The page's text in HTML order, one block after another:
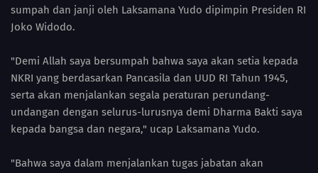
sumpah dan janji oleh Laksamana Yudo dipimpin Presiden RI
Joko Widodo.
"Demi Allah saya bersumpah bahwa saya akan setia kepada
NKRI yang berdasarkan Pancasila dan UUD RI Tahun 1945,
serta akan menjalankan segala peraturan perundang-
undangan dengan selurus-lurusnya demi Dharma Bakti saya
kepada bangsa dan negara," ucap Laksamana Yudo.
"Bahwa saya dalam menjalankan tugas jabatan akan